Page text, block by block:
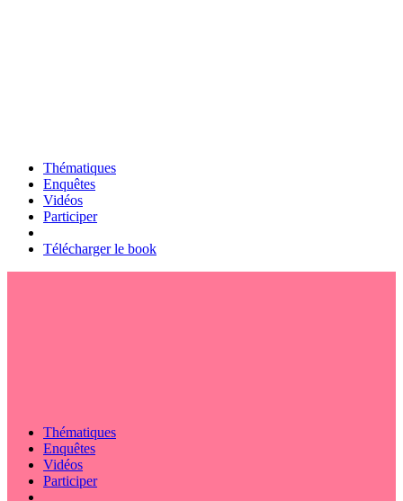
Thématiques
Enquêtes
Vidéos
Participer
Télécharger le book
Thématiques
Enquêtes
Vidéos
Participer